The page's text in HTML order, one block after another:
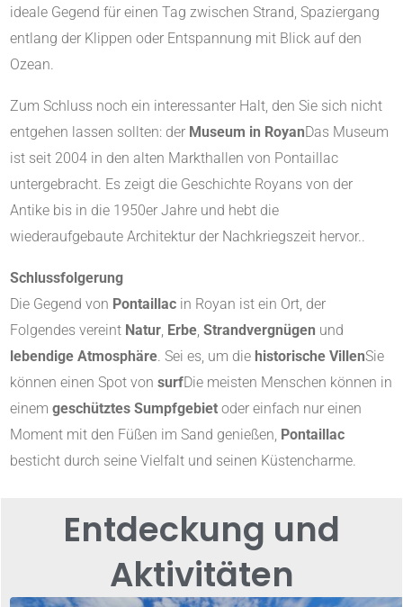
ideale Gegend für einen Tag zwischen Strand, Spaziergang
entlang der Klippen oder Entspannung mit Blick auf den
Ozean.
Zum Schluss noch ein interessanter Halt, den Sie sich nicht
entgehen lassen sollten: der Museum in RoyanDas Museum
ist seit 2004 in den alten Markthallen von Pontaillac
untergebracht. Es zeigt die Geschichte Royans von der
Antike bis in die 1950er Jahre und hebt die
wiederaufgebaute Architektur der Nachkriegszeit hervor..
Schlussfolgerung
Die Gegend von Pontaillac in Royan ist ein Ort, der
Folgendes vereint Natur, Erbe, Strandvergnügen und
lebendige Atmosphäre. Sei es, um die historische VillenSie
können einen Spot von surfDie meisten Menschen können in
einem geschütztes Sumpfgebiet oder einfach nur einen
Moment mit den Füßen im Sand genießen, Pontaillac
besticht durch seine Vielfalt und seinen Küstencharme.
Entdeckung und
Aktivitäten